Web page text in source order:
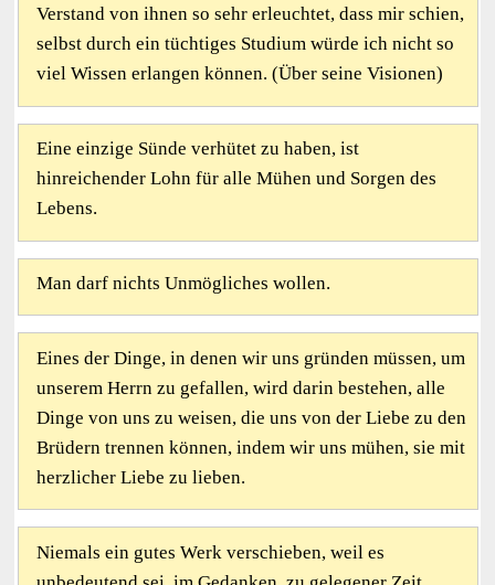
Verstand von ihnen so sehr erleuchtet, dass mir schien,
selbst durch ein tüchtiges Studium würde ich nicht so
viel Wissen erlangen können. (Über seine Visionen)
Eine einzige Sünde verhütet zu haben, ist
hinreichender Lohn für alle Mühen und Sorgen des
Lebens.
Man darf nichts Unmögliches wollen.
Eines der Dinge, in denen wir uns gründen müssen, um
unserem Herrn zu gefallen, wird darin bestehen, alle
Dinge von uns zu weisen, die uns von der Liebe zu den
Brüdern trennen können, indem wir uns mühen, sie mit
herzlicher Liebe zu lieben.
Niemals ein gutes Werk verschieben, weil es